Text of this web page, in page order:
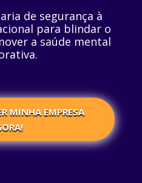
de segurança à
para blindar o
a saúde mental
MINHA EMPRESA